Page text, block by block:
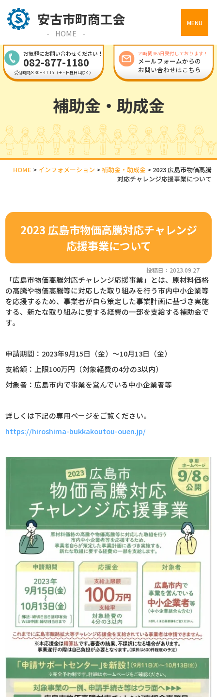
HOME
MENU
お気軽にお問い合わせください！
082-877-1180
受付時間/8:30～17:15（土・日祝日は除く）
24時間365日受付しております！
メールフォームからの
お問い合わせはこちら
補助金・助成金
HOME > インフォメーション >補助金・助成金> 2023 広島市物価高騰
対応チャレンジ応援事業について
2023 広島市物価高騰対応チャレンジ
応援事業について
投稿日：2023.09.27
「広島市物価高騰対応チャレンジ応援事業」とは、原材料価格
の高騰や物価高騰等に対応した取り組みを行う市内中小企業等
を応援するため、事業者が自ら策定した事業計画に基づき実施
する、新たな取り組みに要する経費の一部を支給する補助金で
す。
申請期間：2023年9月15日（金）～10月13日（金）
支給額：上限100万円（対象経費の4分の3以内）
対象者：広島市内で事業を営んでいる中小企業者等
詳しくは下記の専用ページをご覧ください。
https://hiroshima-bukkakoutou-ouen.jp/